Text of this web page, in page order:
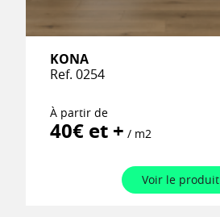
KONA
Ref. 0254
À partir de
40€ et + / m2
Voir le produit